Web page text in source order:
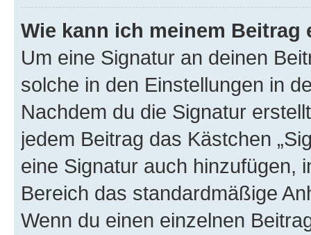
Wie kann ich meinem
Um eine Signatur an deinen
solche in den Einstellungen in
Nachdem du die Signatur
jedem Beitrag das Kästchen
eine Signatur auch hinzufügen,
Bereich das standardmäßige
Wenn du einen einzelnen